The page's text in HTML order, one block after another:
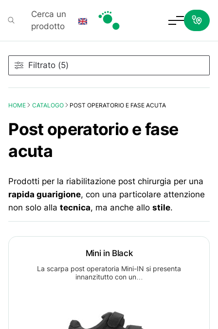
Cerca un
prodotto
HOME CATALOGO POST OPERATORIO E FASE ACUTA
Post operatorio e fase
acuta
Prodotti per la riabilitazione post chirurgia per una
rapida guarigione, con una particolare attenzione
non solo allatecnica, ma anche allostile.
Mini in Black
La scarpa post operatoria Mini-IN si presenta
innanzitutto con un…
Filtrato (5)